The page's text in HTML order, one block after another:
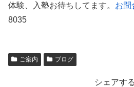
体験、入塾お待ちしてます。 お問
8035
ご案内 ブログ
シェアする